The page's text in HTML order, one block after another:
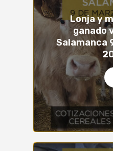
Lonja y
ganado
Salamanca